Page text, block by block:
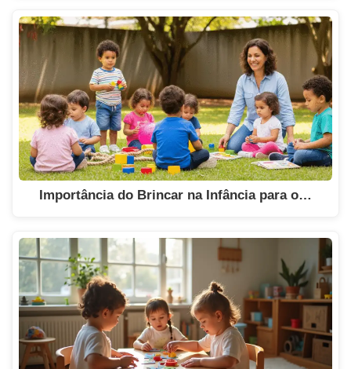
Importância do Brincar na Infância para o…